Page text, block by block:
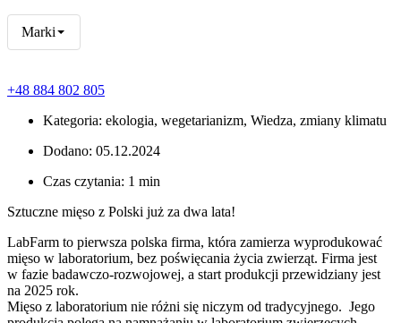
Marki
+48 884 802 805
Kategoria: ekologia, wegetarianizm, Wiedza, zmiany klimatu
Dodano: 05.12.2024
Czas czytania: 1 min
Sztuczne mięso z Polski już za dwa lata!
LabFarm to pierwsza polska firma, która zamierza wyprodukować
mięso w laboratorium, bez poświęcania życia zwierząt. Firma jest
w fazie badawczo-rozwojowej, a start produkcji przewidziany jest
na 2025 rok.
Mięso z laboratorium nie różni się niczym od tradycyjnego. Jego